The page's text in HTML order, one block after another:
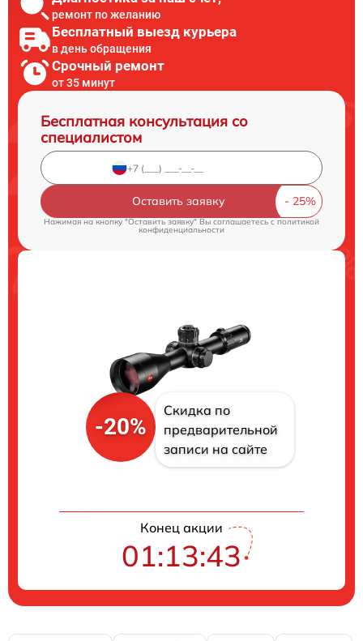
ремонт по желанию
Бесплатный выезд курьера
в день обращения
Срочный ремонт
от 35 минут
Бесплатная консультация со
специалистом
Оставить заявку
Нажимая на кнопку "Оставить заявку" Вы соглашаетесь cполитикой
конфиденциальности
-20%
Скидка по
предварительной
записи на сайте
Конец акции
01:13:42